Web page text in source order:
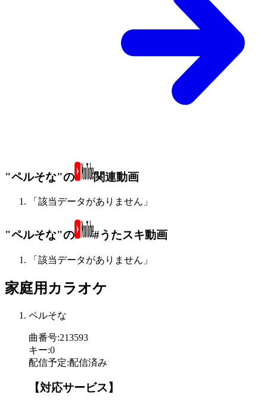
"ペルそな"の 関連動画
「該当データがありません」
"ペルそな"の #うたスキ動画
「該当データがありません」
家庭用カラオケ
ペルそな
曲番号:213593
キー:0
配信予定:配信済み
【対応サービス】